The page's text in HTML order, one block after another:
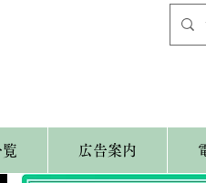
広告案内